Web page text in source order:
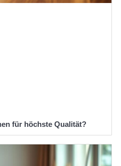
für höchste Qualität?